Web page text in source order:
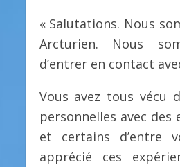
« Salutations. Nous
Arcturien. Nous
d’entrer en contact
Vous avez tous vécu
personnelles avec
et certains d’entre
apprécié ces